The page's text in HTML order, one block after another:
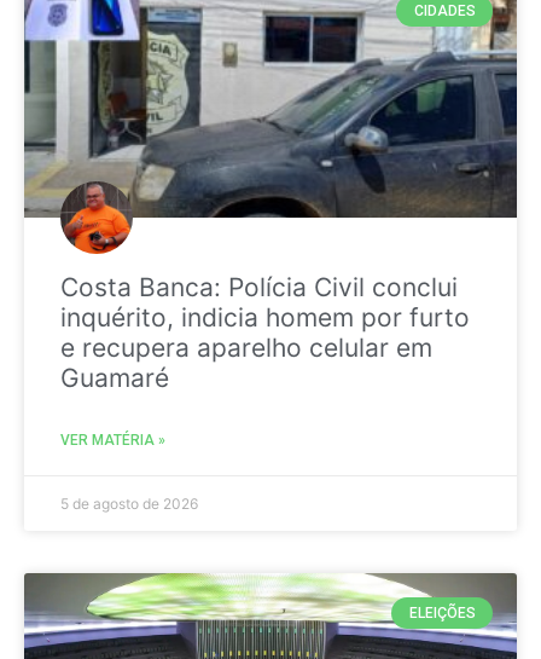
CIDADES
Costa Banca: Polícia Civil conclui
inquérito, indicia homem por furto
e recupera aparelho celular em
Guamaré
VER MATÉRIA »
5 de agosto de 2026
ELEIÇÕES